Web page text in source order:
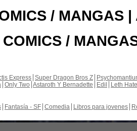
/ MANGAS |
COMICS /
Express Super Dragon Bros Z
Only Two Astaroth Y Bernadette Edil
Leth Hate
Fantasía - SF Comedia Libros para jovenes